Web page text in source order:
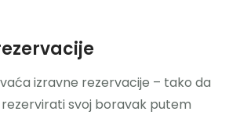
izravne rezervacije – tako da
rezervirati svoj boravak putem